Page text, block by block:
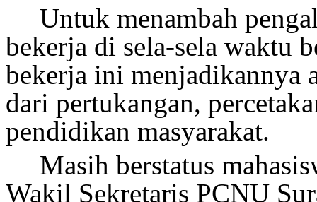
Untuk menambah
bekerja di sela-sela waktu
bekerja ini menjadikannya
dari pertukangan,
pendidikan masyarakat.
Masih berstatus
Wakil Sekretaris PCNU